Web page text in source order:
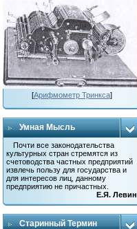
[Арифмометр Тринкса]
Умная Мысль
Почти все законодательства
культурных стран стремятся из
счетоводства частных предприятий
извлечь пользу для государства и
для интересов лиц, данному
предприятию не причастных.
Е.Я. Левин
Старинный Термин